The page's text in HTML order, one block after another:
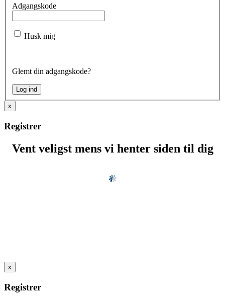
Adgangskode
Husk mig
Glemt din adgangskode?
x
Registrer
Vent veligst mens vi henter siden til dig
x
Registrer